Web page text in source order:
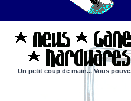
Un petit coup de main... Vous